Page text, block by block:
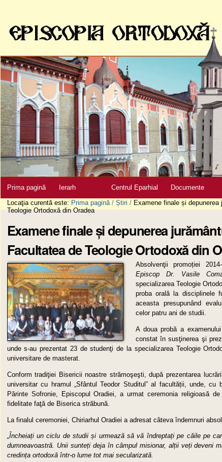
Sari
navigare
Prima pagină Ierarh Centrul Eparhial Documente
Locaţia curentă este: Prima pagină / Știri / Examene finale și
Teologie Ortodoxă din Oradea
Examene finale și depunerea
Facultatea de Teologie Ortodoxă din
Absolvenţii promoției
Episcop Dr. Vasile
specializarea Teologie
proba orală la disciplinele
aceasta presupunând
celor patru ani de studii.
A doua probă a
constat în susţinerea şi
unde s-au prezentat 23 de studenţi de la specializarea Teologie
universitare de masterat.
Conform tradiţiei Bisericii noastre strămoşeşti, după prezentarea
universitar cu hramul „Sfântul Teodor Studitul” al facultății, unde, cu
Părinte Sofronie, Episcopul Oradiei, a urmat ceremonia religioasă
fidelitate faţă de Biserica străbună.
La finalul ceremoniei, Chiriarhul Oradiei a adresat câteva îndemnuri
„Încheiați un ciclu de studii și urmează să vă îndreptați pe căile pe
dumneavoastră. Unii sunteți deja în câmpul misionar, alții veți deveni
credința ortodoxă într-o lume tot mai secularizată.